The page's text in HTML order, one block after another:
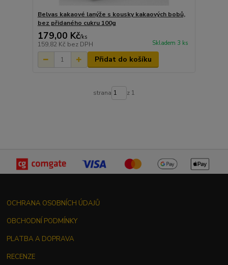
Belvas kakaové lanýže s kousky kakaových bobů,
bez přidaného cukru 100g
179,00 Kč/ks
159,82 Kč bez DPH Skladem 3 ks
Přidat do košíku
strana z 1
OCHRANA OSOBNÍCH ÚDAJŮ
OBCHODNÍ PODMÍNKY
PLATBA A DOPRAVA
RECENZE